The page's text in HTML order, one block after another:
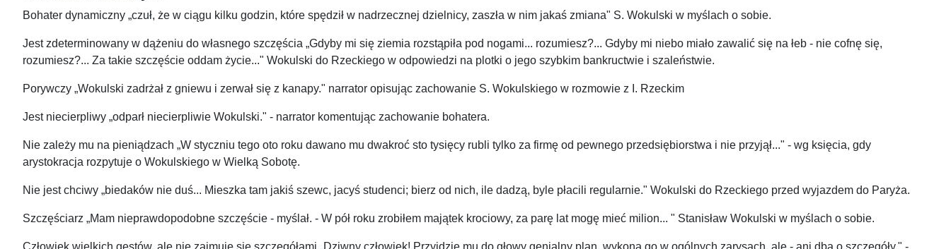
Bohater dynamiczny „czuł, że w ciągu kilku godzin, które spędził w nadrzecznej dzielnicy, zaszła w nim jakaś zmiana" S. Wokulski w myślach o sobie.
Jest zdeterminowany w dążeniu do własnego szczęścia „Gdyby mi się ziemia rozstąpiła pod nogami... rozumiesz?... Gdyby mi niebo miało zawalić się na łeb - nie cofnę się,
rozumiesz?... Za takie szczęście oddam życie..." Wokulski do Rzeckiego w odpowiedzi na plotki o jego szybkim bankructwie i szaleństwie.
Porywczy „Wokulski zadrżał z gniewu i zerwał się z kanapy." narrator opisując zachowanie S. Wokulskiego w rozmowie z I. Rzeckim
Jest niecierpliwy „odparł niecierpliwie Wokulski." - narrator komentując zachowanie bohatera.
Nie zależy mu na pieniądzach „W styczniu tego oto roku dawano mu dwakroć sto tysięcy rubli tylko za firmę od pewnego przedsiębiorstwa i nie przyjął..." - wg księcia, gdy
arystokracja rozpytuje o Wokulskiego w Wielką Sobotę.
Nie jest chciwy „biedaków nie duś... Mieszka tam jakiś szewc, jacyś studenci; bierz od nich, ile dadzą, byle płacili regularnie." Wokulski do Rzeckiego przed wyjazdem do Paryża.
Szczęściarz „Mam nieprawdopodobne szczęście - myślał. - W pół roku zrobiłem majątek krociowy, za parę lat mogę mieć milion... " Stanisław Wokulski w myślach o sobie.